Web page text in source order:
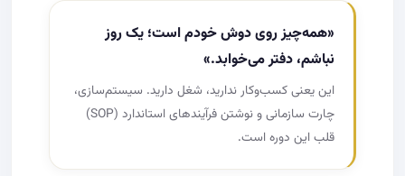
«همه‌چیز روی دوش خودم است؛ یک روز
نباشم، دفتر می‌خوابد.»
این یعنی کسب‌وکار ندارید، شغل دارید. سیستم‌سازی،
چارت سازمانی و نوشتن فرآیندهای استاندارد (SOP)
قلب این دوره است.